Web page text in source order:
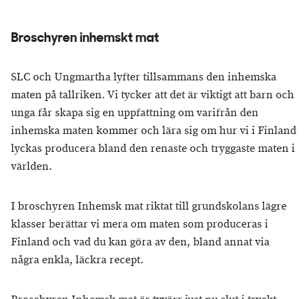
Broschyren inhemskt mat
SLC och Ungmartha lyfter tillsammans den inhemska
maten på tallriken. Vi tycker att det är viktigt att barn och
unga får skapa sig en uppfattning om varifrån den
inhemska maten kommer och lära sig om hur vi i Finland
lyckas producera bland den renaste och tryggaste maten i
världen.
I broschyren Inhemsk mat riktat till grundskolans lägre
klasser berättar vi mera om maten som produceras i
Finland och vad du kan göra av den, bland annat via
några enkla, läckra recept.